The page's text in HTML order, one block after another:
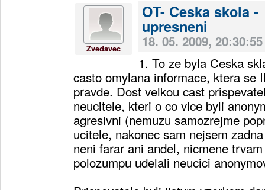
Zvedavec
OT- Ceska skola -
upresneni
18. 05. 2009, 20:30:55
1. To ze byla Ceska
casto omylana informace, ktera se
pravde. Dost velkou cast
neucitele, kteri o co vice byli
agresivni (nemuzu samozrejme
ucitele, nakonec sam nejsem
neni farar ani andel, nicmene
polozumpu udelali neucici